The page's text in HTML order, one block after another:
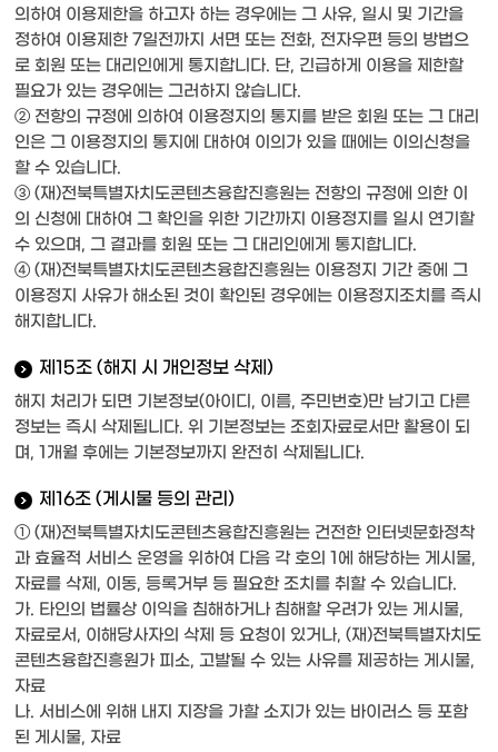
의하여 이용제한을 하고자 하는 경우에는 그 사유, 일시 및 기간을
정하여 이용제한 7일전까지 서면 또는 전화, 전자우편 등의 방법으
로 회원 또는 대리인에게 통지합니다. 단, 긴급하게 이용을 제한할
필요가 있는 경우에는 그러하지 않습니다.
② 전항의 규정에 의하여 이용정지의 통지를 받은 회원 또는 그 대리
인은 그 이용정지의 통지에 대하여 이의가 있을 때에는 이의신청을
할 수 있습니다.
③ (재)전북특별자치도콘텐츠융합진흥원는 전항의 규정에 의한 이
의 신청에 대하여 그 확인을 위한 기간까지 이용정지를 일시 연기할
수 있으며, 그 결과를 회원 또는 그 대리인에게 통지합니다.
④ (재)전북특별자치도콘텐츠융합진흥원는 이용정지 기간 중에 그
이용정지 사유가 해소된 것이 확인된 경우에는 이용정지조치를 즉시
해지합니다.
제15조 (해지 시 개인정보 삭제)
해지 처리가 되면 기본정보(아이디, 이름, 주민번호)만 남기고 다른
정보는 즉시 삭제됩니다. 위 기본정보는 조회자료로서만 활용이 되
며, 1개월 후에는 기본정보까지 완전히 삭제됩니다.
제16조 (게시물 등의 관리)
① (재)전북특별자치도콘텐츠융합진흥원는 건전한 인터넷문화정착
과 효율적 서비스 운영을 위하여 다음 각 호의 1에 해당하는 게시물,
자료를 삭제, 이동, 등록거부 등 필요한 조치를 취할 수 있습니다.
가. 타인의 법률상 이익을 침해하거나 침해할 우려가 있는 게시물,
자료로서, 이해당사자의 삭제 등 요청이 있거나, (재)전북특별자치도
콘텐츠융합진흥원가 피소, 고발될 수 있는 사유를 제공하는 게시물,
자료
나. 서비스에 위해 내지 지장을 가할 소지가 있는 바이러스 등 포함
된 게시물, 자료